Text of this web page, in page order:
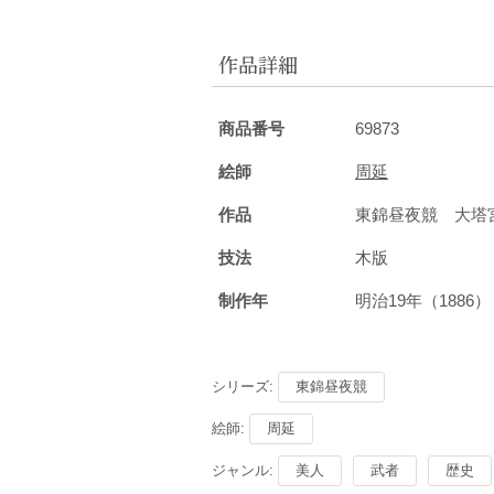
作品詳細
商品番号 69873
絵師 周延
作品 東錦昼夜競 大塔
技法 木版
制作年 明治19年（1886
シリーズ: 東錦昼夜競
絵師: 周延
ジャンル: 美人 武者 歴史